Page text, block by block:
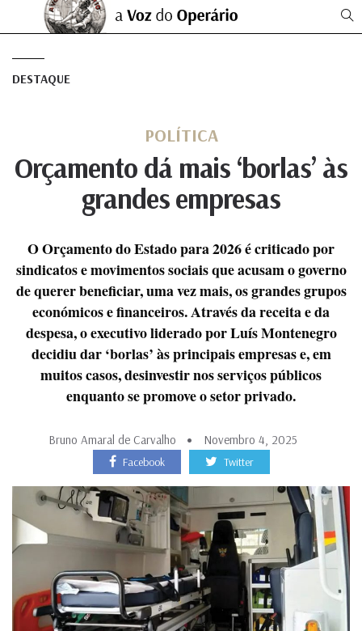
DESTAQUE
POLÍTICA
Orçamento dá mais ‘borlas’ às
grandes empresas
O Orçamento do Estado para 2026 é criticado por
sindicatos e movimentos sociais que acusam o governo
de querer beneficiar, uma vez mais, os grandes grupos
económicos e financeiros. Através da receita e da
despesa, o executivo liderado por Luís Montenegro
decidiu dar ‘borlas’ às principais empresas e, em
muitos casos, desinvestir nos serviços públicos
enquanto se promove o setor privado.
Bruno Amaral de Carvalho Novembro 4, 2025
Facebook Twitter